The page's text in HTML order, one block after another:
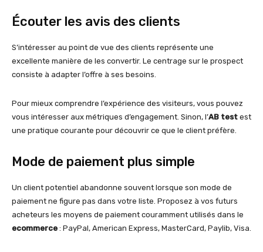
Écouter les avis des clients
S’intéresser au point de vue des clients représente une
excellente manière de les convertir. Le centrage sur le prospect
consiste à adapter l’offre à ses besoins.
Pour mieux comprendre l’expérience des visiteurs, vous pouvez
vous intéresser aux métriques d’engagement. Sinon, l’AB test est
une pratique courante pour découvrir ce que le client préfère.
Mode de paiement plus simple
Un client potentiel abandonne souvent lorsque son mode de
paiement ne figure pas dans votre liste. Proposez à vos futurs
acheteurs les moyens de paiement couramment utilisés dans le
ecommerce : PayPal, American Express, MasterCard, Paylib, Visa.